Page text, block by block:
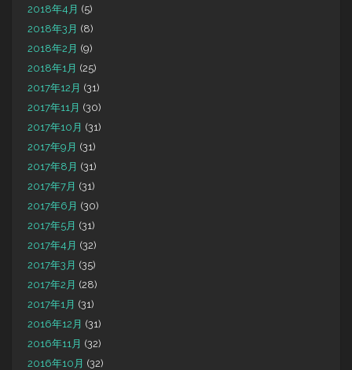
2018年4月 (5)
2018年3月 (8)
2018年2月 (9)
2018年1月 (25)
2017年12月 (31)
2017年11月 (30)
2017年10月 (31)
2017年9月 (31)
2017年8月 (31)
2017年7月 (31)
2017年6月 (30)
2017年5月 (31)
2017年4月 (32)
2017年3月 (35)
2017年2月 (28)
2017年1月 (31)
2016年12月 (31)
2016年11月 (32)
2016年10月 (32)